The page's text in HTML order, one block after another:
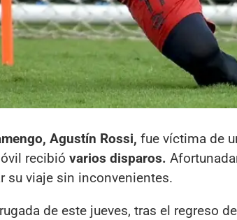
Agustín Rossi, fue víctima de
recibió varios disparos.
su viaje sin inconvenientes.
de este jueves, tras el regreso